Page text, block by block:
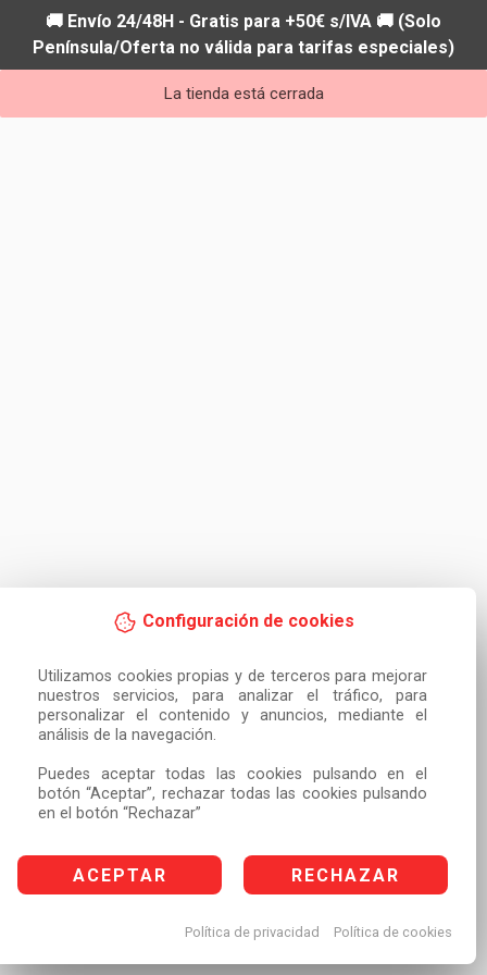
Configuración de cookies
Utilizamos cookies propias y de terceros para mejorar
nuestros servicios, para analizar el tráfico, para
personalizar el contenido y anuncios, mediante el
análisis de la navegación.
Puedes aceptar todas las cookies pulsando en el
botón “Aceptar”, rechazar todas las cookies pulsando
en el botón “Rechazar”
ACEPTAR RECHAZAR
Política de privacidad Política de cookies
🚚 Envío 24/48H - Gratis para +50€ s/IVA 🚚 (Solo
Península/Oferta no válida para tarifas especiales)
La tienda está cerrada